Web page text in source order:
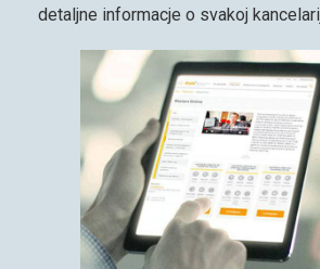
detaljne informacje o svakoj